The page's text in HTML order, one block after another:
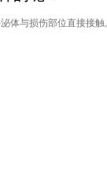
体与损伤部位直接接触